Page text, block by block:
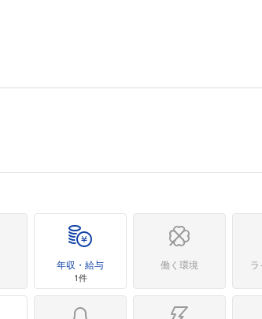
年収・給与
1件
働く環境